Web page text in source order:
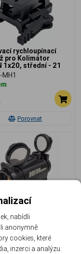
Porovnat
rychloupínací
pro Kolimátor
1x20, střední - 21
MH1
montáží
nabídli
anonymně
cookies, které
inzerci a analýzu.